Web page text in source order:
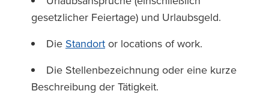
gesetzlicher Feiertage) und Urlaubsgeld.
Die Standort or locations of work.
Die Stellenbezeichnung oder eine kurze
Beschreibung der Tätigkeit.